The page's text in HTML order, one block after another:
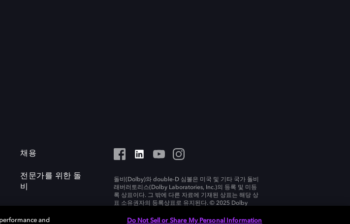
채용
전문가를 위한 돌
비
돌비(Dolby)와 double-D 심볼은 미국 및 기타 국가 돌비
래버러토리스(Dolby Laboratories, Inc.)의 등록 및 미등
록 상표이다. 그 밖에 다른 자료에 기재된 상표는 해당 상
표 소유권자의 등록상표로 유지된다. © 2025 Dolby
and Do Not Sell or Share My Personal Information